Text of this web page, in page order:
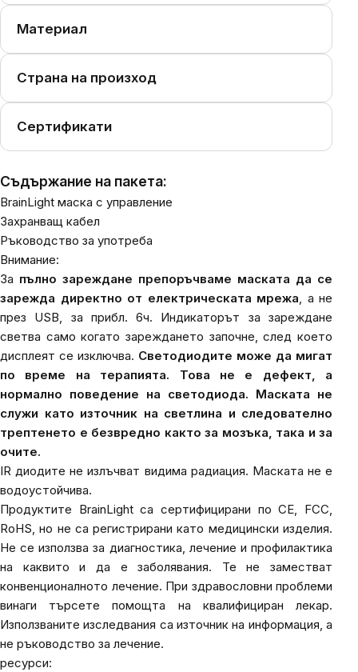
Материал
Страна на произход
Сертификати
Съдържание на пакета:
BrainLight маска с управление
Захранващ кабел
Ръководство за употреба
Внимание:
За пълно зареждане препоръчваме маската да се
зарежда директно от електрическата мрежа, а не
през USB, за прибл. 6ч. Индикаторът за зареждане
светва само когато зареждането започне, след което
дисплеят се изключва. Светодиодите може да мигат
по време на терапията. Това не е дефект, а
нормално поведение на светодиода. Маската не
служи като източник на светлина и следователно
трептенето е безвредно както за мозъка, така и за
очите.
IR диодите не излъчват видима радиация. Маската не е
водоустойчива.
Продуктите BrainLight са сертифицирани по CE, FCC,
RoHS, но не са регистрирани като медицински изделия.
Не се използва за диагностика, лечение и профилактика
на каквито и да е заболявания. Те не заместват
конвенционалното лечение. При здравословни проблеми
винаги търсете помощта на квалифициран лекар.
Използваните изследвания са източник на информация, а
не ръководство за лечение.
ресурси: